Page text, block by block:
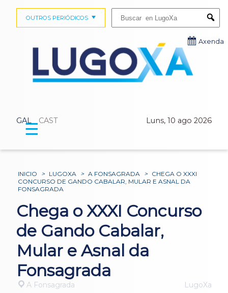
GAL CAST Luns, 10 ago 2026
OUTROS PERIÓDICOS
Axenda
☰
INICIO > LUGOXA > A FONSAGRADA > CHEGA O XXXI
CONCURSO DE GANDO CABALAR, MULAR E ASNAL DA
FONSAGRADA
Chega o XXXI Concurso
de Gando Cabalar,
Mular e Asnal da
Fonsagrada
A Fonsagrada LugoXa